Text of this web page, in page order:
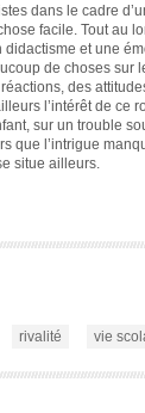
dans le cadre
facile. Tout au
et une
de choses sur
des
l’intérêt de ce
sur un trouble
que l’intrigue
situe ailleurs.
rivalité vie